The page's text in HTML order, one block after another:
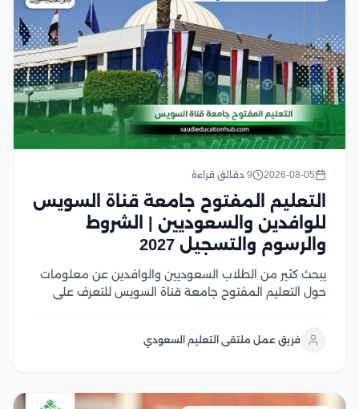
2026-08-05 9 دقائق قراءة
التعليم المفتوح جامعة قناة السويس
للوافدين والسعوديين | الشروط
والرسوم والتسجيل 2027
يبحث كثير من الطلاب السعوديين والوافدين عن معلومات
حول التعليم المفتوح جامعة قناة السويس للتعرف على
شروط القبول، وشروط...
فريق عمل ملتقى التعليم السعودي